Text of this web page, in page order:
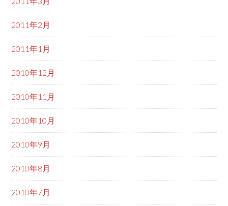
2011年2月
2011年1月
2010年12月
2010年11月
2010年10月
2010年9月
2010年8月
2010年7月